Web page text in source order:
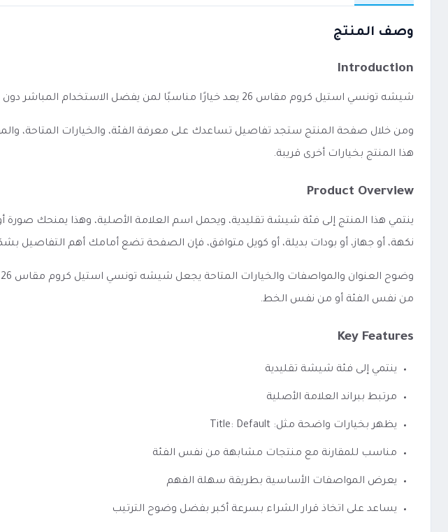
وصف المنتج
Introduction
شيشه تونسي استيل كروم مقاس 26 يعد خيارًا مناسبًا لمن يفضل الاستخدام المباشر دون إعدادات معقدة.
ومن خلال صفحة المنتج ستجد تفاصيل تساعدك على معرفة الفئة، والخيارات المتاحة،
هذا المنتج بخيارات أخرى قريبة.
Product Overview
ينتمي هذا المنتج إلى فئة شيشة تقليدية، ويحمل اسم العلامة الأصلية، وهذا يمنحك
نكهة، أو جهاز، أو بودات بديلة، أو كويل متوافق، فإن الصفحة تضع أمامك أهم التفاصيل
من نفس الفئة أو من نفس الخط.
Key Features
ينتمي إلى فئة شيشة تقليدية
مرتبط ببراند العلامة الأصلية
يظهر بخيارات واضحة مثل: Title: Default
مناسب للمقارنة مع منتجات مشابهة من نفس الفئة
يعرض المواصفات الأساسية بطريقة سهلة الفهم
يساعد على اتخاذ قرار الشراء بسرعة أكبر بفضل وضوح الترتيب